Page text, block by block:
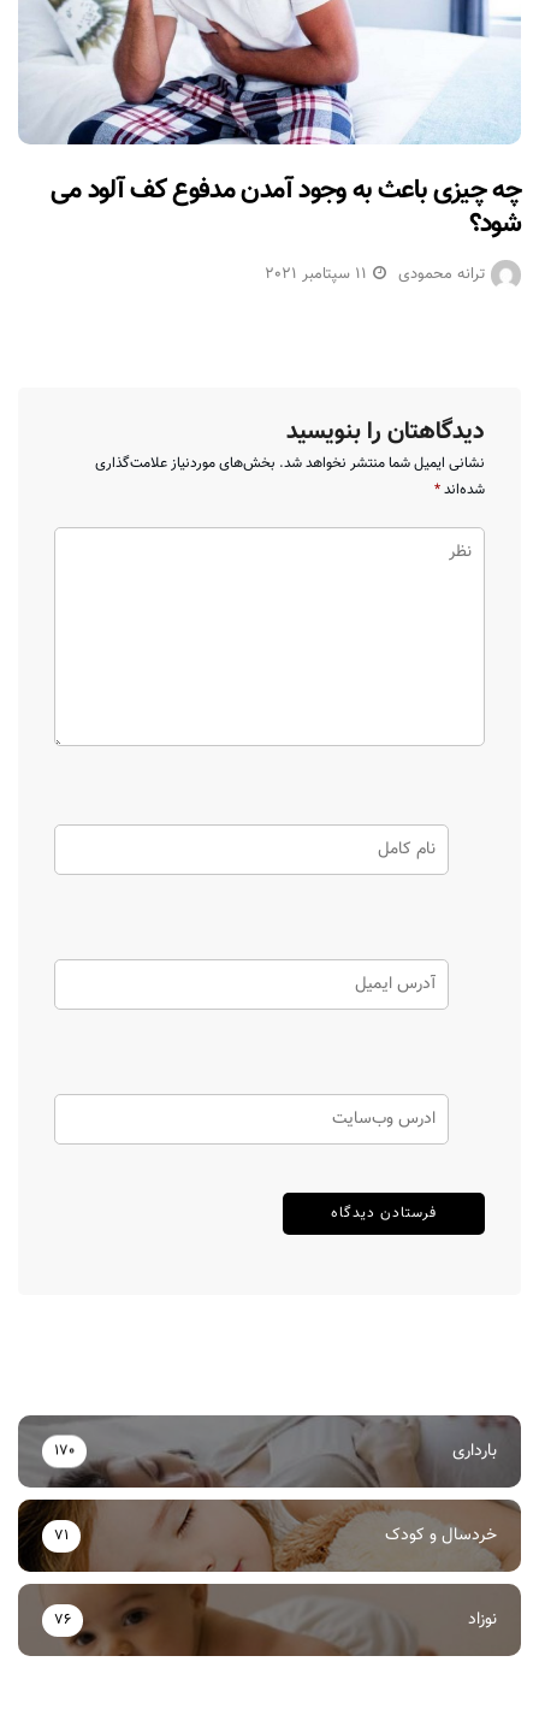
چه چیزی باعث به وجود آمدن مدفوع کف آلود می
شود؟
ترانه محمودی 11 سپتامبر 2021
دیدگاهتان را بنویسید
نشانی ایمیل شما منتشر نخواهد شد. بخش‌های موردنیاز علامت‌گذاری
شده‌اند*
بارداری 170
خردسال و کودک 71
نوزاد 76